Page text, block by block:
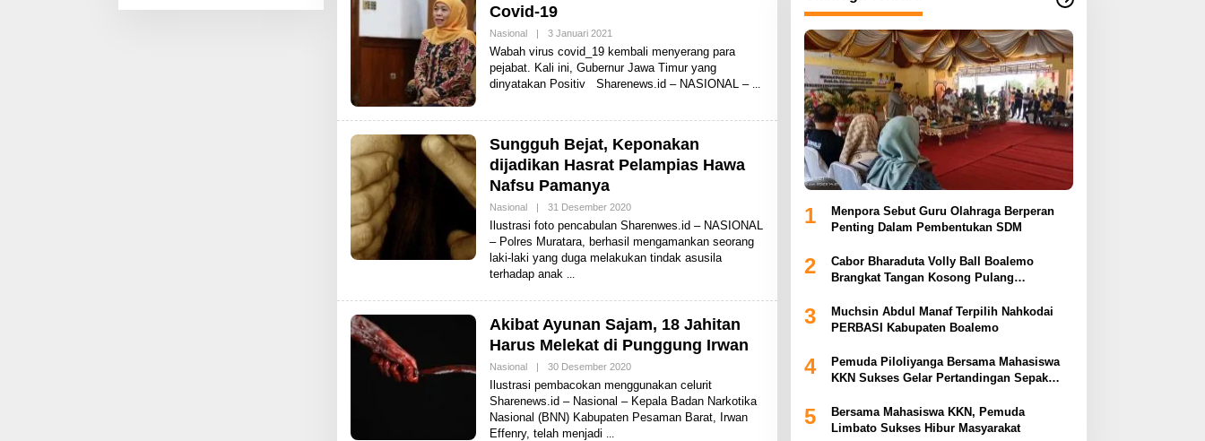
S
Covid-19
Nasional | 3 Januari 2021
E
H
S
R
N
E
W
Wabah virus covid_19 kembali menyerang para
pejabat. Kali ini, Gubernur Jawa Timur yang
dinyatakan Positiv Sharenews.id – NASIONAL –
Sungguh Bejat, Keponakan
dijadikan Hasrat Pelampias Hawa
Nafsu Pamanya
Nasional | 31 Desember 2020O
E
H
S
N
E
W
Ilustrasi foto pencabulan Sharenwes.id – NASIONAL
– Polres Muratara, berhasil mengamankan seorang
laki-laki yang duga melakukan tindak asusila
terhadap anak
Akibat Ayunan Sajam, 18 Jahitan
Harus Melekat di Punggung Irwan
Nasional | 30 Desember 2020O
E
H
S
Ilustrasi pembacokan menggunakan celurit
Sharenews.id – Nasional – Kepala Badan Narkotika
Nasional (BNN) Kabupaten Pesaman Barat, Irwan
Effenry, telah menjadi
1
Menpora Sebut Guru Olahraga Berperan
Penting Dalam Pembentukan SDM
2
Cabor Bharaduta Volly Ball Boalemo
Brangkat Tangan Kosong Pulang
3
Muchsin Abdul Manaf Terpilih Nahkodai
PERBASI Kabupaten Boalemo
4
Pemuda Piloliyanga Bersama Mahasiswa
KKN Sukses Gelar Pertandingan Sepak
5
Bersama Mahasiswa KKN, Pemuda
Limbato Sukses Hibur Masyarakat